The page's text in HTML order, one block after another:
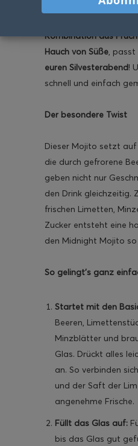
Eis am Stil
besonders macht. Der
Kombination aus
Hauch von Süße, passt
euren Silvesterabend!
schnell und einfach
Der besondere Twist
Dieser Mojito setzt
die durch gefrorene
geben nicht nur
den Drink gleichzeitig.
frischen Limetten,
Zucker entsteht eine
den Midnight Mojito
So gelingt’s ganz
Startet mit den
Beeren,
Minzblätter und
Glas. Drückt alles
an. So verbinden
und der Saft der
angenehme Frische.
Füllt das Glas auf:
bis das Glas gut